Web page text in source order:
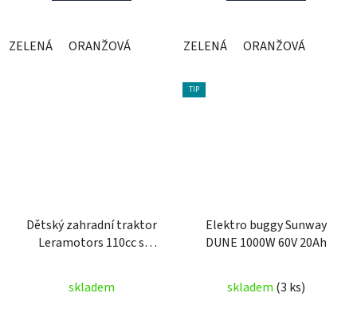
ZELENÁ ORANŽOVÁ ZELENÁ ORANŽOVÁ
Dětský zahradní traktor
Leramotors 110cc s
skladem
TIP
Elektro buggy Sunway
DUNE 1000W 60V 20Ah
skladem (3 ks)